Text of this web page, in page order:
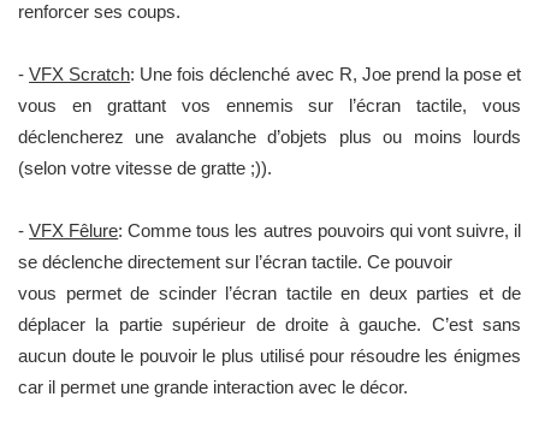
renforcer ses coups.
-VFX Scratch: Une fois déclenché avec R, Joe prend la pose et
vous en grattant vos ennemis sur l’écran tactile, vous
déclencherez une avalanche d’objets plus ou moins lourds
(selon votre vitesse de gratte ;)).
-VFX Fêlure: Comme tous les autres pouvoirs qui vont suivre, il
se déclenche directement sur l’écran tactile. Ce pouvoir
vous permet de scinder l’écran tactile en deux parties et de
déplacer la partie supérieur de droite à gauche. C’est sans
aucun doute le pouvoir le plus utilisé pour résoudre les énigmes
car il permet une grande interaction avec le décor.